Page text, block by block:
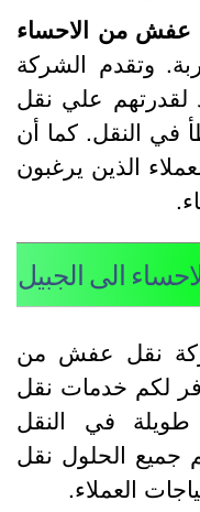
من الاحساء
وتقدم الشركة
علي نقل
النقل. كما أن
الذين يرغبون
الى الجبيل
نقل عفش من
لكم خدمات نقل
في النقل
الحلول نقل
العملاء.